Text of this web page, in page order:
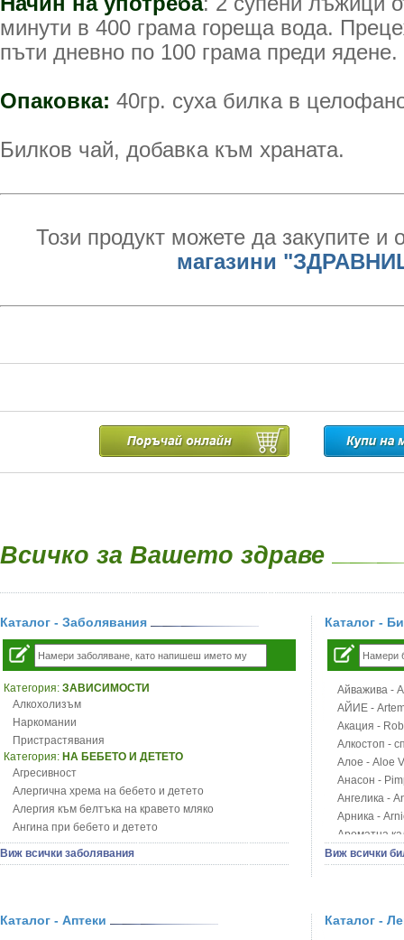
минути в 400 грама гореща вода.
пъти дневно по 100 грама преди ядене.
Опаковка: 40гр. суха билка в
Билков чай, добавка към храната.
Този продукт можете да закупите и
магазини
Всичко за Вашето здраве
Каталог - Заболявания
Категория: ЗАВИСИМОСТИ
Алкохолизъм
Наркомании
Пристрастявания
Категория: НА БЕБЕТО И ДЕТЕТО
Агресивност
Алергична хрема на бебето и детето
Алергия към белтъка на кравето мляко
Ангина при бебето и детето
Анемия при бебето и детето
Апетит - пълни деца
Бронхиална астма при бебето и детето
Виж всички заболявания
Каталог -
Айважива -
АЙИЕ -
Акация -
Алкостоп -
Алое - Aloe
Анасон -
Ангелика -
Арника -
Ароматна
Арония -
Блатен
Виж всички
Каталог - Аптеки Каталог -